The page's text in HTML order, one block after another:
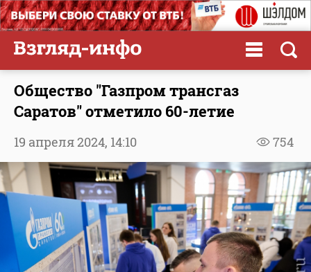
Общество "Газпром трансгаз
Саратов" отметило 60-летие
754
19 апреля 2024, 14:10